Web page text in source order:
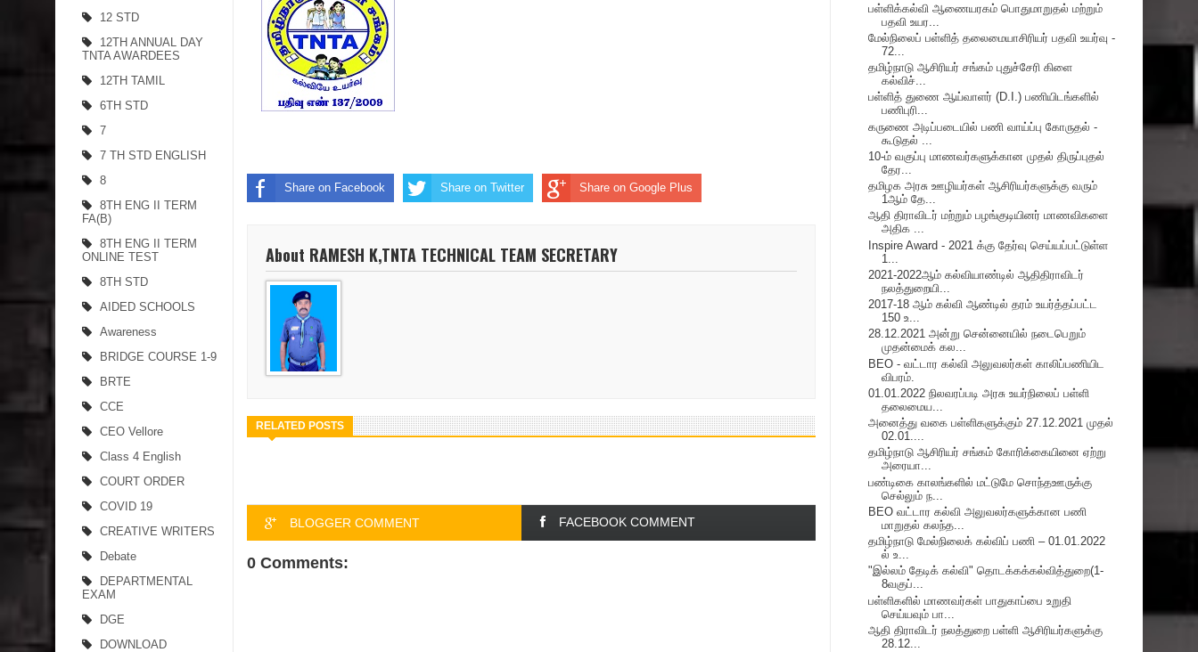
12 STD
12TH ANNUAL DAY
TNTA AWARDEES
12TH TAMIL
6TH STD
7
7 TH STD ENGLISH
8
8TH ENG II TERM
FA(B)
8TH ENG II TERM
ONLINE TEST
8TH STD
AIDED SCHOOLS
Awareness
BRIDGE COURSE 1-9
BRTE
CCE
CEO Vellore
Class 4 English
COURT ORDER
COVID 19
CREATIVE WRITERS
Debate
DEPARTMENTAL
EXAM
DGE
DOWNLOAD
Share on Facebook Share on Twitter Share on Google Plus
About RAMESH K,TNTA TECHNICAL TEAM SECRETARY
RELATED POSTS
BLOGGER COMMENT FACEBOOK COMMENT
0 Comments:
பள்ளிக்கல்வி ஆணையரகம் பொதுமாறுதல் மற்றும்
பதவி உயர...
மேல்நிலைப் பள்ளித் தலைமையாசிரியர் பதவி உயர்வு -
72...
தமிழ்நாடு ஆசிரியர் சங்கம் புதுச்சேரி கிளை
கல்விச்...
பள்ளித் துணை ஆய்வாளர் (D.I.) பணியிடங்களில்
பணிபுரி...
கருணை அடிப்படையில் பணி வாய்ப்பு கோருதல் -
கூடுதல் ...
10-ம் வகுப்பு மாணவர்களுக்கான முதல் திருப்புதல்
தேர...
தமிழக அரசு ஊழியர்கள் ஆசிரியர்களுக்கு வரும்
1ஆம் தே...
ஆதி திராவிடர் மற்றும் பழங்குடியினர் மாணவிகளை
அதிக ...
Inspire Award - 2021 க்கு தேர்வு செய்யப்பட்டுள்ள
1...
2021-2022ஆம் கல்வியாண்டில் ஆதிதிராவிடர்
நலத்துறையி...
2017-18 ஆம் கல்வி ஆண்டில் தரம் உயர்த்தப்பட்ட
150 உ...
28.12.2021 அன்று சென்னையில் நடைபெறும்
முதன்மைக் கல...
BEO - வட்டார கல்வி அலுவலர்கள் காலிப்பணியிட
விபரம்.
01.01.2022 நிலவரப்படி அரசு உயர்நிலைப் பள்ளி
தலைமைய...
அனைத்து வகை பள்ளிகளுக்கும் 27.12.2021 முதல்
02.01....
தமிழ்நாடு ஆசிரியர் சங்கம் கோரிக்கையினை ஏற்று
அரையா...
பண்டிகை காலங்களில் மட்டுமே சொந்தஊருக்கு
செல்லும் ந...
BEO வட்டார கல்வி அலுவலர்களுக்கான பணி
மாறுதல் கலந்த...
தமிழ்நாடு மேல்நிலைக் கல்விப் பணி – 01.01.2022
ல் உ...
"இல்லம் தேடிக் கல்வி" தொடக்கக்கல்வித்துறை(1-
8வகுப்...
பள்ளிகளில் மாணவர்கள் பாதுகாப்பை உறுதி
செய்யவும் பா...
ஆதி திராவிடர் நலத்துறை பள்ளி ஆசிரியர்களுக்கு
28.12...